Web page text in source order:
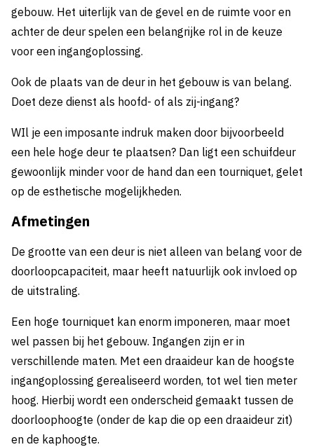
gebouw. Het uiterlijk van de gevel en de ruimte voor en
achter de deur spelen een belangrijke rol in de keuze
voor een ingangoplossing.
Ook de plaats van de deur in het gebouw is van belang.
Doet deze dienst als hoofd- of als zij-ingang?
WIl je een imposante indruk maken door bijvoorbeeld
een hele hoge deur te plaatsen? Dan ligt een schuifdeur
gewoonlijk minder voor de hand dan een tourniquet, gelet
op de esthetische mogelijkheden.
Afmetingen
De grootte van een deur is niet alleen van belang voor de
doorloopcapaciteit, maar heeft natuurlijk ook invloed op
de uitstraling.
Een hoge tourniquet kan enorm imponeren, maar moet
wel passen bij het gebouw. Ingangen zijn er in
verschillende maten. Met een draaideur kan de hoogste
ingangoplossing gerealiseerd worden, tot wel tien meter
hoog. Hierbij wordt een onderscheid gemaakt tussen de
doorloophoogte (onder de kap die op een draaideur zit)
en de kaphoogte.